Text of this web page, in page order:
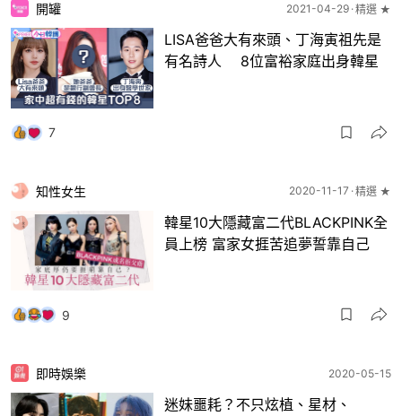
開罐 2021-04-29 精選 ★
LISA爸爸大有來頭、丁海寅祖先是
有名詩人 8位富裕家庭出身韓星
7
知性女生 2020-11-17 精選 ★
韓星10大隱藏富二代BLACKPINK全
員上榜 富家女捱苦追夢誓靠自己
9
即時娛樂 2020-05-15
迷妹噩耗？不只炫植、星材、